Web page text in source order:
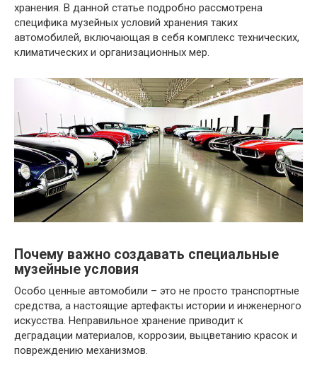
хранения. В данной статье подробно рассмотрена
специфика музейных условий хранения таких
автомобилей, включающая в себя комплекс технических,
климатических и организационных мер.
Почему важно создавать специальные
музейные условия
Особо ценные автомобили – это не просто транспортные
средства, а настоящие артефакты истории и инженерного
искусства. Неправильное хранение приводит к
деградации материалов, коррозии, выцветанию красок и
повреждению механизмов.